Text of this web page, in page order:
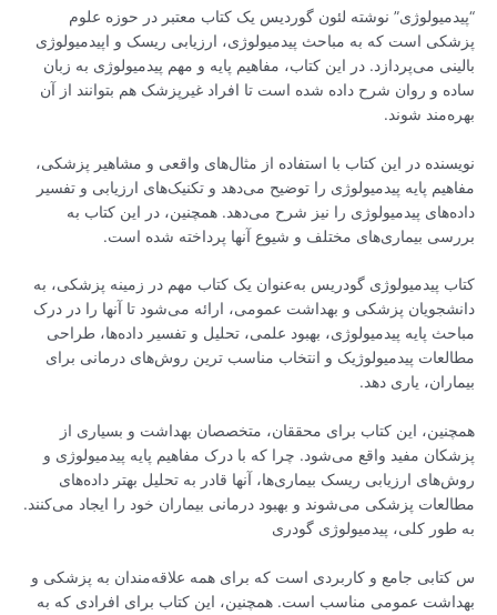
“پیدمیولوژی” نوشته لئون گوردیس یک کتاب معتبر در حوزه علوم
پزشکی است که به مباحث پیدمیولوژی، ارزیابی ریسک و اپیدمیولوژی
بالینی می‌پردازد. در این کتاب، مفاهیم پایه و مهم پیدمیولوژی به زبان
ساده و روان شرح داده شده است تا افراد غیرپزشک هم بتوانند از آن
بهره‌مند شوند.
نویسنده در این کتاب با استفاده از مثال‌های واقعی و مشاهیر پزشکی،
مفاهیم پایه پیدمیولوژی را توضیح می‌دهد و تکنیک‌های ارزیابی و تفسیر
داده‌های پیدمیولوژی را نیز شرح می‌دهد. همچنین، در این کتاب به
بررسی بیماری‌های مختلف و شیوع آنها پرداخته شده است.
کتاب پیدمیولوژی گودریس به‌عنوان یک کتاب مهم در زمینه پزشکی، به
دانشجویان پزشکی و بهداشت عمومی، ارائه می‌شود تا آنها را در درک
مباحث پایه پیدمیولوژی، بهبود علمی، تحلیل و تفسیر داده‌ها، طراحی
مطالعات پیدمیولوژیک و انتخاب مناسب ترین روش‌های درمانی برای
بیماران، یاری دهد.
همچنین، این کتاب برای محققان، متخصصان بهداشت و بسیاری از
پزشکان مفید واقع می‌شود. چرا که با درک مفاهیم پایه پیدمیولوژی و
روش‌های ارزیابی ریسک بیماری‌ها، آنها قادر به تحلیل بهتر داده‌های
مطالعات پزشکی می‌شوند و بهبود درمانی بیماران خود را ایجاد می‌کنند.
به طور کلی، پیدمیولوژی گودری
س کتابی جامع و کاربردی است که برای همه علاقه‌مندان به پزشکی و
بهداشت عمومی مناسب است. همچنین، این کتاب برای افرادی که به